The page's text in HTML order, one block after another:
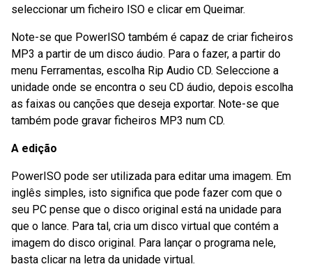
seleccionar um ficheiro ISO e clicar em Queimar.
Note-se que PowerISO também é capaz de criar ficheiros
MP3 a partir de um disco áudio. Para o fazer, a partir do
menu Ferramentas, escolha Rip Audio CD. Seleccione a
unidade onde se encontra o seu CD áudio, depois escolha
as faixas ou canções que deseja exportar. Note-se que
também pode gravar ficheiros MP3 num CD.
A edição
PowerISO pode ser utilizada para editar uma imagem. Em
inglês simples, isto significa que pode fazer com que o
seu PC pense que o disco original está na unidade para
que o lance. Para tal, cria um disco virtual que contém a
imagem do disco original. Para lançar o programa nele,
basta clicar na letra da unidade virtual.